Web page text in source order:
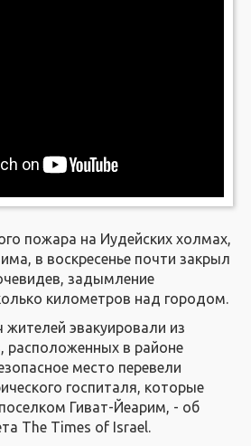
пожара на Иудейских холмах,
в воскресенье почти закрыл
задымление
километров над городом.
эвакуировали из
расположенных в районе
место перевели
госпиталя, которые
Гиват-Йеарим, - об
The Times of Israel.